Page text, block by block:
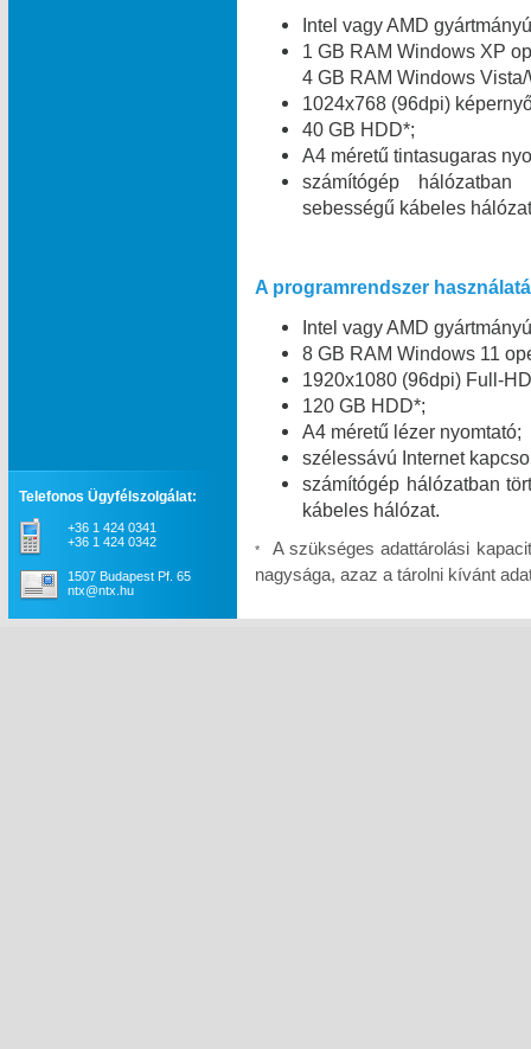
Intel vagy AMD
1 GB RAM Windows XP
4 GB RAM Windows
1024x768 (96dpi)
40 GB HDD*;
A4 méretű tintasugaras
számítógép
sebességű kábeles
A programrendszer
Intel vagy AMD
8 GB RAM Windows 11
1920x1080 (96dpi) Full-
120 GB HDD*;
A4 méretű lézer nyomtató;
szélessávú Internet
számítógép hálózatban
kábeles hálózat.
*
A szükséges adattárolási
nagysága, azaz a tárolni kívánt
Telefonos Ügyfélszolgálat:
+36 1 424 0341
+36 1 424 0342
1507 Budapest Pf. 65
ntx@ntx.hu